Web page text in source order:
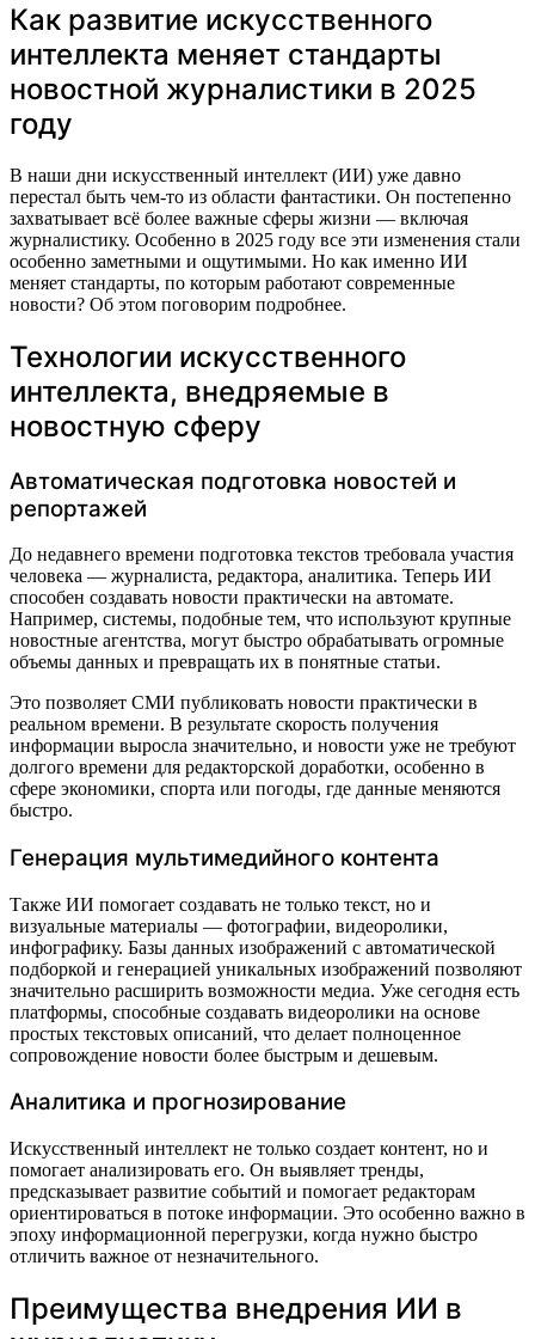
Как развитие искусственного
интеллекта меняет стандарты
новостной журналистики в 2025
году
В наши дни искусственный интеллект (ИИ) уже давно
перестал быть чем-то из области фантастики. Он постепенно
захватывает всё более важные сферы жизни — включая
журналистику. Особенно в 2025 году все эти изменения стали
особенно заметными и ощутимыми. Но как именно ИИ
меняет стандарты, по которым работают современные
новости? Об этом поговорим подробнее.
Технологии искусственного
интеллекта, внедряемые в
новостную сферу
Автоматическая подготовка новостей и
репортажей
До недавнего времени подготовка текстов требовала участия
человека — журналиста, редактора, аналитика. Теперь ИИ
способен создавать новости практически на автомате.
Например, системы, подобные тем, что используют крупные
новостные агентства, могут быстро обрабатывать огромные
объемы данных и превращать их в понятные статьи.
Это позволяет СМИ публиковать новости практически в
реальном времени. В результате скорость получения
информации выросла значительно, и новости уже не требуют
долгого времени для редакторской доработки, особенно в
сфере экономики, спорта или погоды, где данные меняются
быстро.
Генерация мультимедийного контента
Также ИИ помогает создавать не только текст, но и
визуальные материалы — фотографии, видеоролики,
инфографику. Базы данных изображений с автоматической
подборкой и генерацией уникальных изображений позволяют
значительно расширить возможности медиа. Уже сегодня есть
платформы, способные создавать видеоролики на основе
простых текстовых описаний, что делает полноценное
сопровождение новости более быстрым и дешевым.
Аналитика и прогнозирование
Искусственный интеллект не только создает контент, но и
помогает анализировать его. Он выявляет тренды,
предсказывает развитие событий и помогает редакторам
ориентироваться в потоке информации. Это особенно важно в
эпоху информационной перегрузки, когда нужно быстро
отличить важное от незначительного.
Преимущества внедрения ИИ в